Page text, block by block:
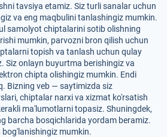
tavsiya etamiz. Siz turli sanalar uchun
va eng maqbulini tanlashingiz mumkin.
samolyot chiptalarini sotib olishning
mumkin, parvozni bron qilish uchun
topish va tanlash uchun qulay
Siz onlayn buyurtma berishingiz va
chipta olishingiz mumkin. Endi
Bizning veb — saytimizda siz
chiptalar narxi va xizmat ko'rsatish
ma'lumotlarni topasiz. Shuningdek,
barcha bosqichlarida yordam beramiz.
mumkin.